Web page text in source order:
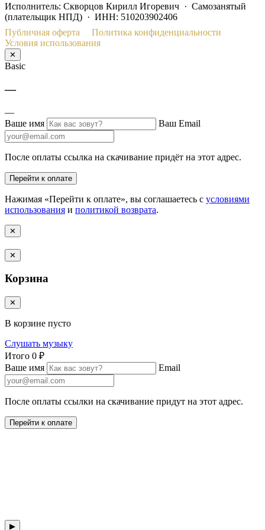
Исполнитель: Скворцов Кирилл Игоревич · Самозанятый
(плательщик НПД) · ИНН: 510203902406
Публичная оферта
Политика конфиденциальности
Условия использования
✕
Basic
—
—
Ваше имя
Ваш Email
После оплаты ссылка на скачивание придёт на этот адрес.
Перейти к оплате
Нажимая «Перейти к оплате», вы соглашаетесь с условиями
использования и политикой возврата.
✕
✕
Корзина
✕
В корзине пусто
Слушать музыку
Итого 0 ₽
Ваше имя
Email
После оплаты ссылки на скачивание придут на этот адрес.
Перейти к оплате
▶